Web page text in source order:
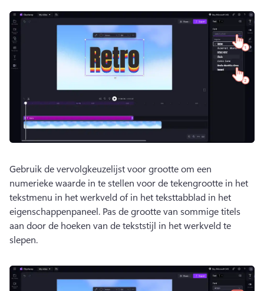
Gebruik de vervolgkeuzelijst voor grootte om een
numerieke waarde in te stellen voor de tekengrootte in het
tekstmenu in het werkveld of in het teksttabblad in het
eigenschappenpaneel. Pas de grootte van sommige titels
aan door de hoeken van de tekststijl in het werkveld te
slepen.